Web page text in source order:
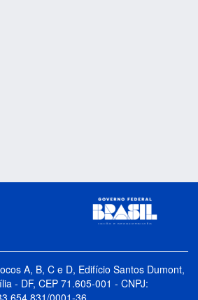
A, B, C e D, Edifício Santos Dumont,
- DF, CEP 71.605-001 - CNPJ: